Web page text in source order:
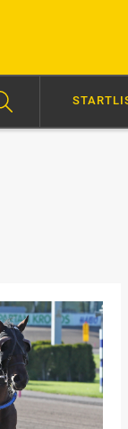
18:34 SVENSK SUCCÉ I